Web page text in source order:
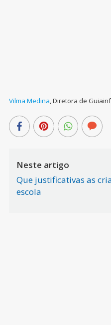
Vilma Medina,Diretora de
Neste artigo
Que justificativas as
escola